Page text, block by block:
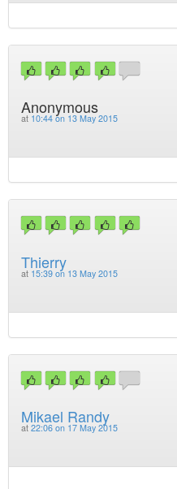
Anonymous
at 10:44 on 13 May 2015
Thierry
at 15:39 on 13 May 2015
Mikael Randy
at 22:06 on 17 May 2015